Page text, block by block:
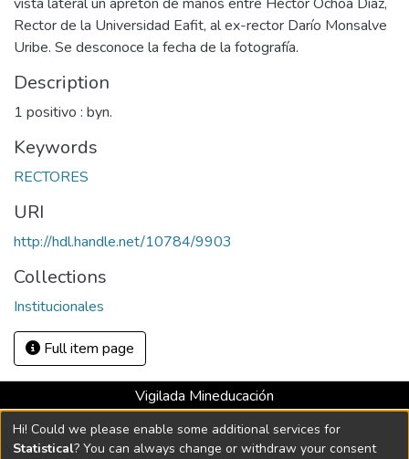
Rector de la Universidad Eafit, al ex-rector Darío Monsalve
Uribe. Se desconoce la fecha de la fotografía.
Description
1 positivo : byn.
Keywords
RECTORES
URI
http://hdl.handle.net/10784/9903
Collections
Institucionales
Full item page
Vigilada Mineducación
Universidad con Acreditación Institucional hasta 2026 -
Resolución MEN 2158 de 2018
Hi! Could we please enable some additional services for
Statistical? You can always change or withdraw your consent